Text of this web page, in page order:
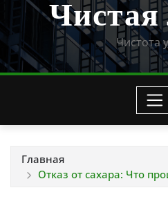
Чистота
Главная
Отказ от сахара: Что